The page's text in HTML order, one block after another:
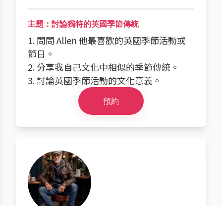
主題：討論獨特的英國季節傳統
1. 問問 Allen 他最喜歡的英國季節活動或
節日。
2. 分享我自己文化中相似的季節傳統。
3. 討論英國季節活動的文化意義。
預約